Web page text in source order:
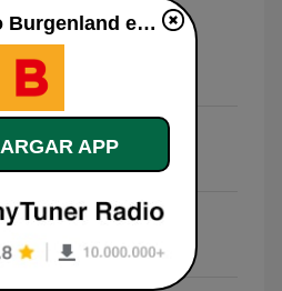
Daheim
Träumen
Duo mit Verena
ORF Radio Burgenland en vivo
APP